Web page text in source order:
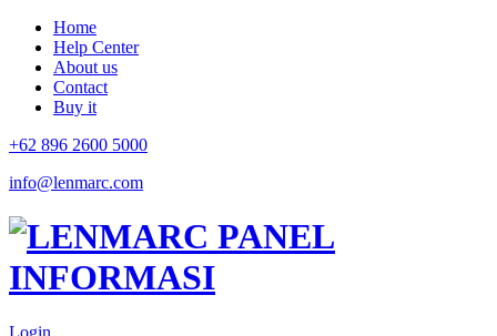
Home
Help Center
About us
Contact
Buy it
+62 896 2600 5000
info@lenmarc.com
Login